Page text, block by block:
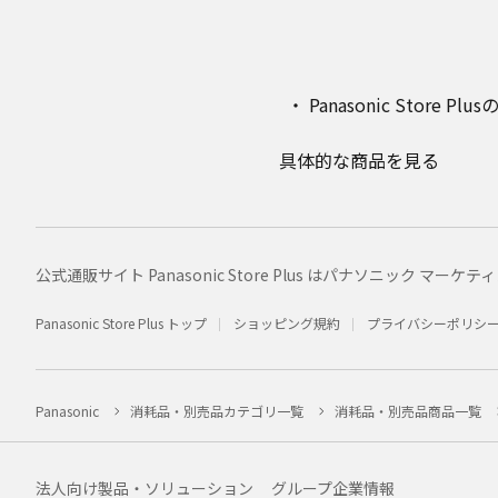
Panasonic Store Plus
具体的な商品を見る
公式通販サイト Panasonic Store Plus はパナソニック マーケテ
Panasonic Store Plus トップ ショッピング規約 プライバシーポリシー
Panasonic 消耗品・別売品カテゴリ一覧 消耗品・別売品商品一覧
法人向け製品・ソリューション グループ企業情報